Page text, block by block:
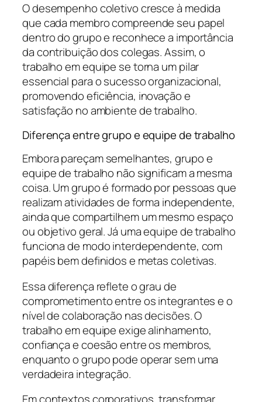
O desempenho coletivo cresce à medida
que cada membro compreende seu papel
dentro do grupo e reconhece a importância
da contribuição dos colegas. Assim, o
trabalho em equipe se torna um pilar
essencial para o sucesso organizacional,
promovendo eficiência, inovação e
satisfação no ambiente de trabalho.
Diferença entre grupo e equipe de trabalho
Embora pareçam semelhantes, grupo e
equipe de trabalho não significam a mesma
coisa. Um grupo é formado por pessoas que
realizam atividades de forma independente,
ainda que compartilhem um mesmo espaço
ou objetivo geral. Já uma equipe de trabalho
funciona de modo interdependente, com
papéis bem definidos e metas coletivas.
Essa diferença reflete o grau de
comprometimento entre os integrantes e o
nível de colaboração nas decisões. O
trabalho em equipe exige alinhamento,
confiança e coesão entre os membros,
enquanto o grupo pode operar sem uma
verdadeira integração.